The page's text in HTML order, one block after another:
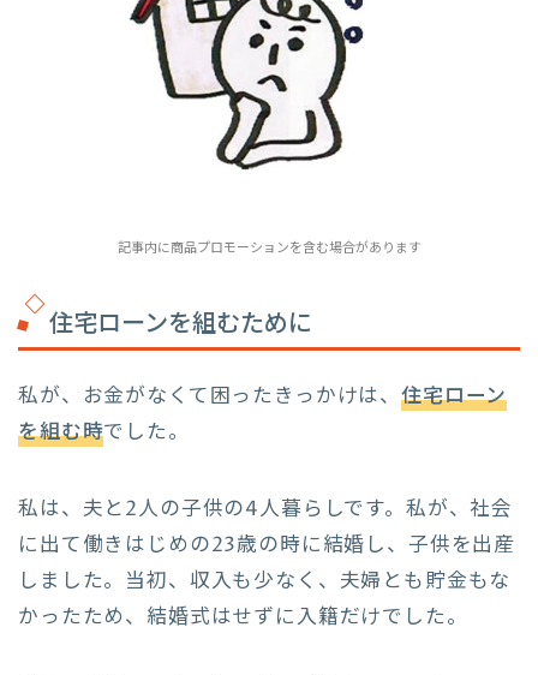
記事内に商品プロモーションを含む場合があります
住宅ローンを組むために
私が、お金がなくて困ったきっかけは、住宅ローン
を組む時でした。
私は、夫と2人の子供の4人暮らしです。私が、社会
に出て働きはじめの23歳の時に結婚し、子供を出産
しました。当初、収入も少なく、夫婦とも貯金もな
かったため、結婚式はせずに入籍だけでした。